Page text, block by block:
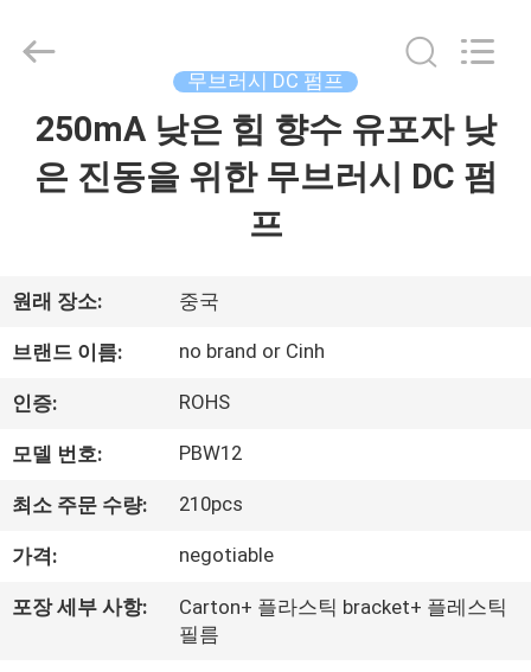
품
저
희
하
여
2014
co.,limited.
Reserved.
무브러시 DC 펌프
250mA 낮은 힘 향수 유포자 낮
은 진동을 위한 무브러시 DC 펌
프
원래 장소: 중국
브랜드 이름: no brand or Cinh
인증: ROHS
모델 번호: PBW12
최소 주문 수량: 210pcs
가격: negotiable
포장 세부 사항:
Carton+ 플라스틱 bracket+ 플레스틱
필름